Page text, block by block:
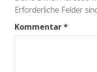
Erforderliche Felder
Kommentar*